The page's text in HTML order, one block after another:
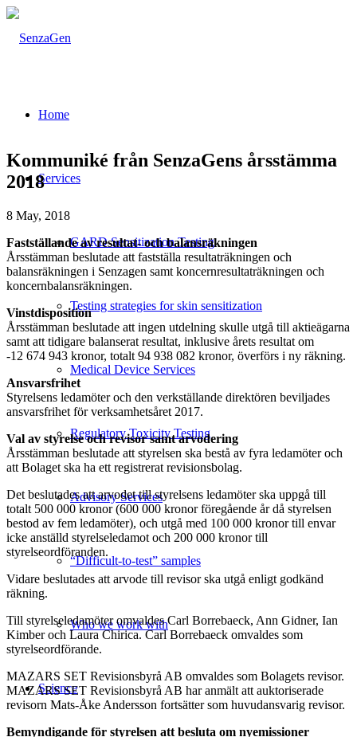
Home
Services
GARD Sensitization Testing
Testing strategies for skin sensitization
Medical Device Services
Regulatory Toxicity Testing
Advisory Services
“Difficult-to-test” samples
Who we work with
Science
Kommuniké från SenzaGens årsstämma
2018
8 May, 2018
Fastställande av resultat- och balansräkningen
Årsstämman beslutade att fastställa resultaträkningen och
balansräkningen i Senzagen samt koncernresultaträkningen och
koncernbalansräkningen.
Vinstdisposition
Årsstämman beslutade att ingen utdelning skulle utgå till aktieägarna
samt att tidigare balanserat resultat, inklusive årets resultat om
-12 674 943 kronor, totalt 94 938 082 kronor, överförs i ny räkning.
Ansvarsfrihet
Styrelsens ledamöter och den verkställande direktören beviljades
ansvarsfrihet för verksamhetsåret 2017.
Val av styrelse och revisor samt arvodering
Årsstämman beslutade att styrelsen ska bestå av fyra ledamöter och
att Bolaget ska ha ett registrerat revisionsbolag.
Det beslutades att arvodet till styrelsens ledamöter ska uppgå till
totalt 500 000 kronor (600 000 kronor föregående år då styrelsen
bestod av fem ledamöter), och utgå med 100 000 kronor till envar
icke anställd styrelseledamot och 200 000 kronor till
styrelseordföranden.
Vidare beslutades att arvode till revisor ska utgå enligt godkänd
räkning.
Till styrelseledamöter omvaldes Carl Borrebaeck, Ann Gidner, Ian
Kimber och Laura Chirica. Carl Borrebaeck omvaldes som
styrelseordförande.
MAZARS SET Revisionsbyrå AB omvaldes som Bolagets revisor.
MAZARS SET Revisionsbyrå AB har anmält att auktoriserade
revisorn Mats-Åke Andersson fortsätter som huvudansvarig revisor.
Bemyndigande för styrelsen att besluta om nyemissioner